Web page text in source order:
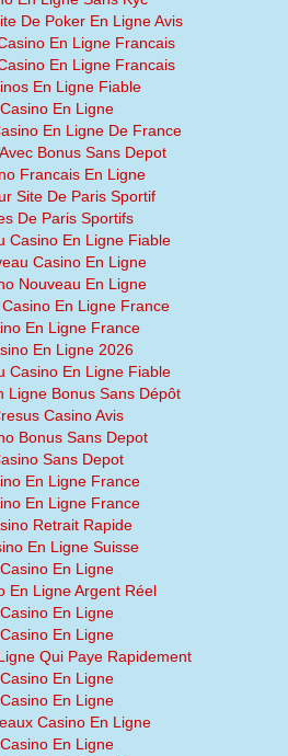
De Poker En Ligne Avis
En Ligne Francais
En Ligne Francais
En Ligne Fiable
Casino En Ligne
En Ligne De France
Bonus Sans Depot
Francais En Ligne
Site De Paris Sportif
De Paris Sportifs
Casino En Ligne Fiable
Casino En Ligne
Nouveau En Ligne
En Ligne France
En Ligne France
En Ligne 2026
Casino En Ligne Fiable
Ligne Bonus Sans Dépôt
Casino Avis
Bonus Sans Depot
Sans Depot
En Ligne France
En Ligne France
Retrait Rapide
En Ligne Suisse
Casino En Ligne
En Ligne Argent Réel
Casino En Ligne
Casino En Ligne
Qui Paye Rapidement
Casino En Ligne
Casino En Ligne
Casino En Ligne
Casino En Ligne